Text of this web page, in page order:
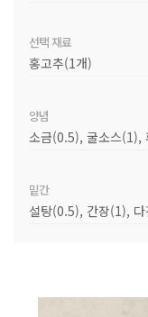
선택 재료
홍고추(1개)
양념
소금(0.5), 굴소스(1),
밑간
설탕(0.5), 간장(1),